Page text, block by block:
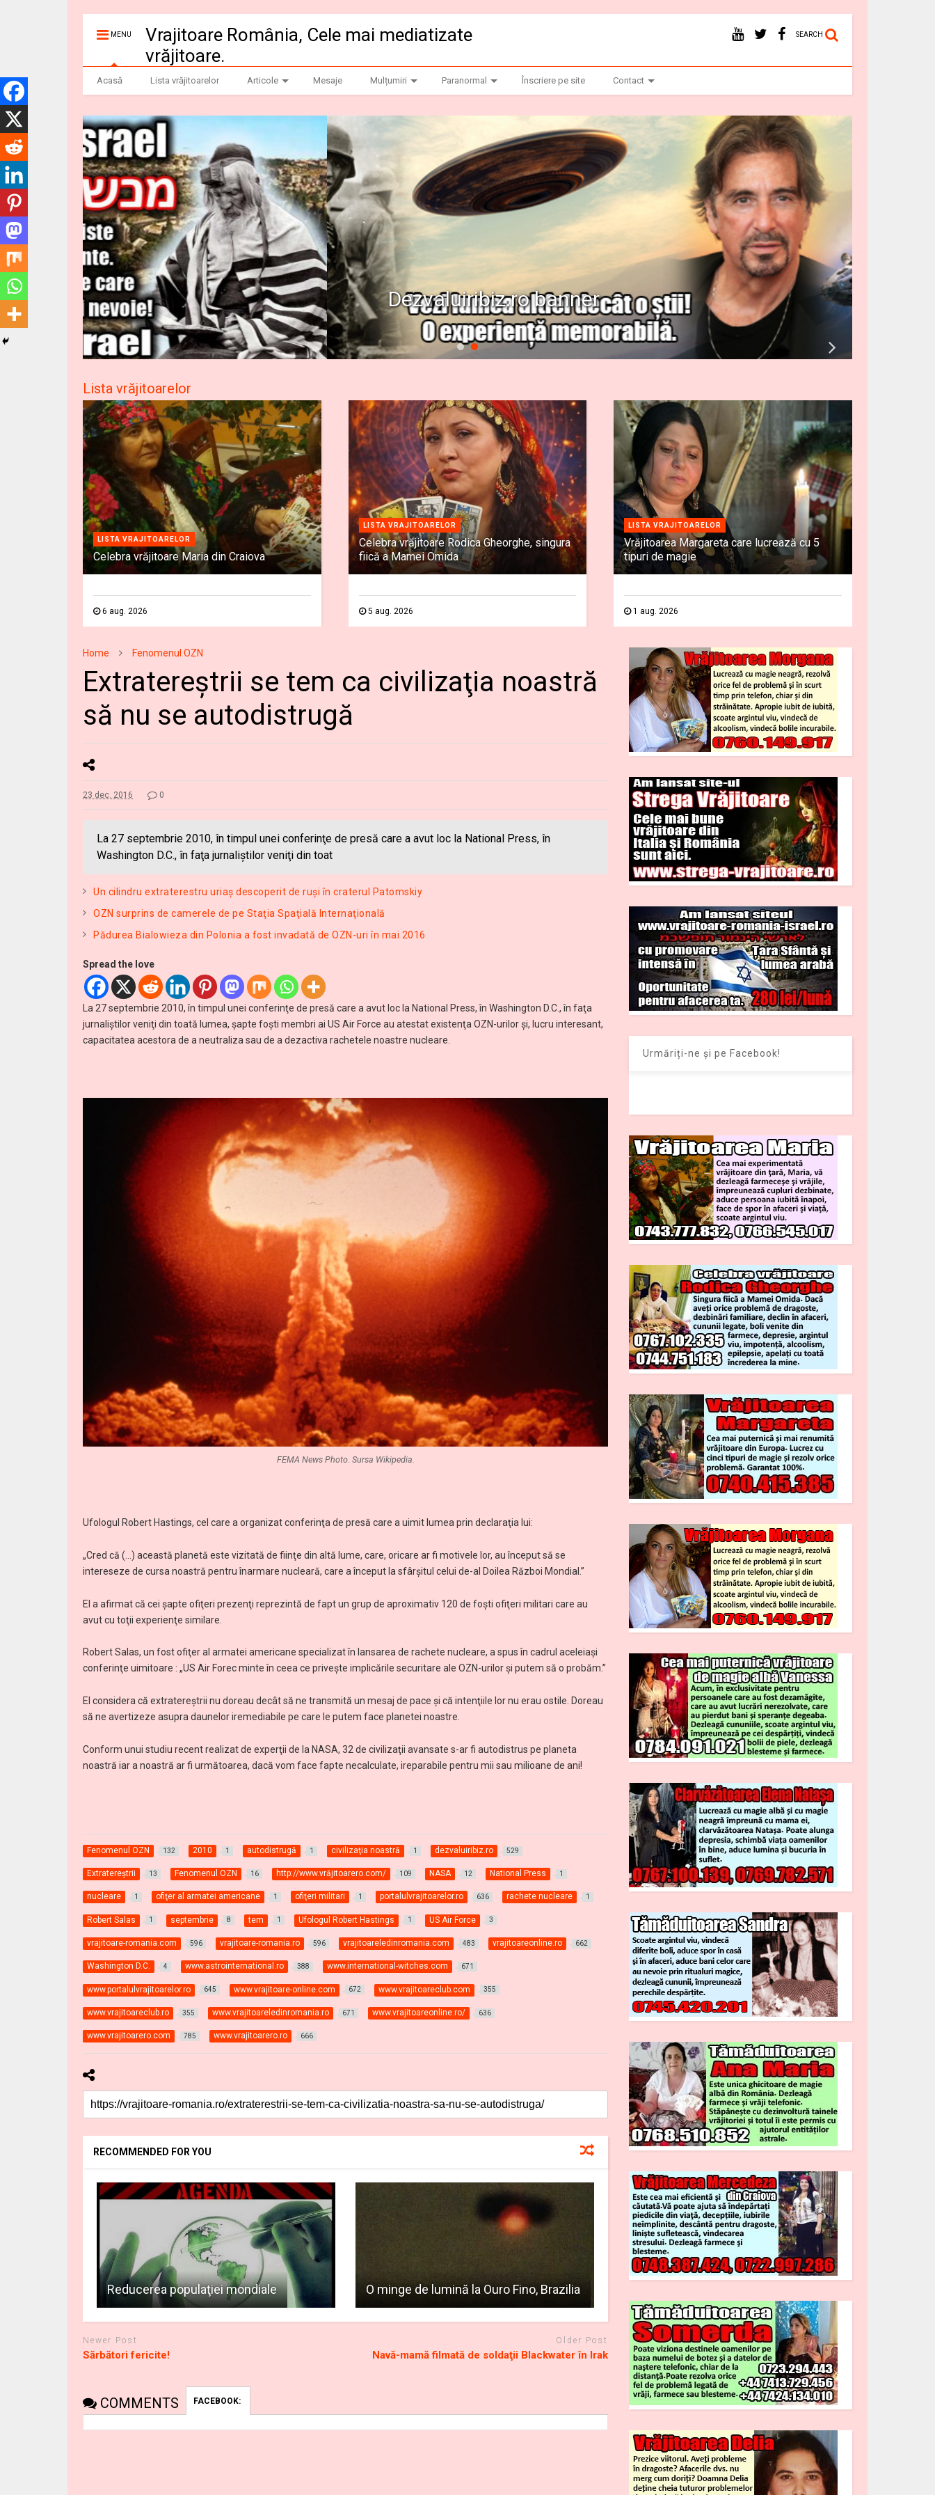
MENU
Vrajitoare România, Cele mai mediatizate
vrăjitoare.
SEARCH
Acasă Lista vrăjitoarelor Articole Mesaje Mulțumiri Paranormal Înscriere pe site Contact
Dezvaluiribiz.ro banner
Lista vrăjitoarelor
LISTA VRAJITOARELOR
Celebra vrăjitoare Maria din Craiova
6 aug. 2026
LISTA VRAJITOARELOR
Celebra vrăjitoare Rodica Gheorghe, singura
fiică a Mamei Omida
5 aug. 2026
LISTA VRAJITOARELOR
Vrăjitoarea Margareta care lucrează cu 5
tipuri de magie
1 aug. 2026
Home Fenomenul OZN
Extratereştrii se tem ca civilizaţia noastră
să nu se autodistrugă
23 dec. 2016 0
La 27 septembrie 2010, în timpul unei conferinţe de presă care a avut loc la National Press, în
Washington D.C., în faţa jurnaliştilor veniţi din toat
Un cilindru extraterestru uriaş descoperit de ruşi în craterul Patomskiy
OZN surprins de camerele de pe Staţia Spaţială Internaţională
Pădurea Bialowieza din Polonia a fost invadată de OZN-uri în mai 2016
Spread the love
La 27 septembrie 2010, în timpul unei conferinţe de presă care a avut loc la National Press, în Washington D.C., în faţa
jurnaliştilor veniţi din toată lumea, şapte foşti membri ai US Air Force au atestat existenţa OZN-urilor şi, lucru interesant,
capacitatea acestora de a neutraliza sau de a dezactiva rachetele noastre nucleare.
FEMA News Photo. Sursa Wikipedia.
Ufologul Robert Hastings, cel care a organizat conferinţa de presă care a uimit lumea prin declaraţia lui:
„Cred că (…) această planetă este vizitată de fiinţe din altă lume, care, oricare ar fi motivele lor, au început să se
intereseze de cursa noastră pentru înarmare nucleară, care a început la sfârşitul celui de-al Doilea Război Mondial.”
El a afirmat că cei şapte ofiţeri prezenţi reprezintă de fapt un grup de aproximativ 120 de foşti ofiţeri militari care au
avut cu toţii experienţe similare.
Robert Salas, un fost ofiţer al armatei americane specializat în lansarea de rachete nucleare, a spus în cadrul aceleiaşi
conferinţe uimitoare : „US Air Forec minte în ceea ce priveşte implicările securitare ale OZN-urilor şi putem să o probăm.”
El considera că extratereştrii nu doreau decât să ne transmită un mesaj de pace şi că intenţiile lor nu erau ostile. Doreau
să ne avertizeze asupra daunelor iremediabile pe care le putem face planetei noastre.
Conform unui studiu recent realizat de experţii de la NASA, 32 de civilizaţii avansate s-ar fi autodistrus pe planeta
noastră iar a noastră ar fi următoarea, dacă vom face fapte necalculate, ireparabile pentru mii sau milioane de ani!
Fenomenul OZN 132 2010 1 autodistrugă 1 civilizaţia noastră 1 dezvaluiribiz.ro 529
Extratereştrii 13 Fenomenul OZN 16 http://www.vrăjitoarero.com/ 109 NASA 12 National Press 1
nucleare 1 ofiţer al armatei americane 1 ofiţeri militari 1 portalulvrajitoarelor.ro 636 rachete nucleare 1
Robert Salas 1 septembrie 8 tem 1 Ufologul Robert Hastings 1 US Air Force 3
vrajitoare-romania.com 596 vrajitoare-romania.ro 596 vrajitoareledinromania.com 483 vrajitoareonline.ro 662
Washington D.C. 4 www.astrointernational.ro 388 www.international-witches.com 671
www.portalulvrajitoarelor.ro 645 www.vrajitoare-online.com 672 www.vrajitoareclub.com 355
www.vrajitoareclub.ro 355 www.vrajitoareledinromania.ro 671 www.vrajitoareonline.ro/ 636
www.vrajitoarero.com 785 www.vrajitoarero.ro 666
RECOMMENDED FOR YOU
Reducerea populaţiei mondiale O minge de lumină la Ouro Fino, Brazilia
Newer Post
Sărbători fericite!
Older Post
Navă-mamă filmată de soldaţii Blackwater în Irak
COMMENTS FACEBOOK:
Urmăriți-ne și pe Facebook!